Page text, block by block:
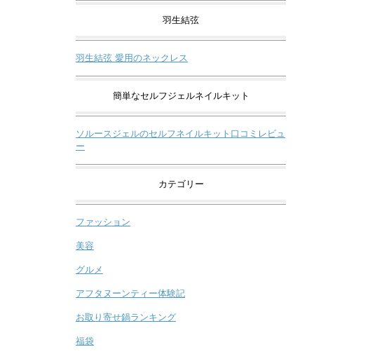
羽生結弦
羽生結弦 愛用のネックレス
簡単なセルフジェルネイルキット
ソルースジェルのセルフネイルキット口コミレビュ
ー
カテゴリー
ファッション
美容
グルメ
アフタヌーンティー体験記
お取り寄せ鍋ランキング
福袋